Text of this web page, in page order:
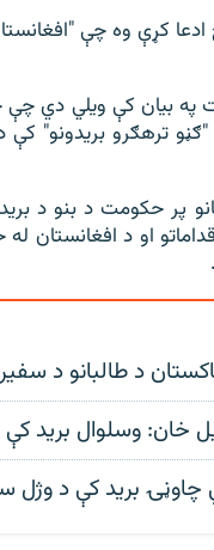
کړې وه چې
په بیان کې ویلي دي
ترهګرو بریدونو"
پر حکومت د بنو د
او د
د طالبانو د
بريد کې د ۲ پوځيانو په ګډون ۷ کسان وژل
بريد کې د وژل سرتېرو